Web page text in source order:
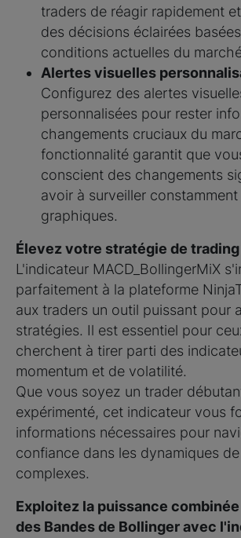
traders de réagir rapidement
des décisions éclairées
conditions actuelles du
Alertes visuelles
Configurez des alertes
personnalisées pour rester
changements cruciaux du
fonctionnalité garantit que
conscient des changements
avoir à surveiller constamment
graphiques.
Élevez votre stratégie de trading
L'indicateur MACD_BollingerMiX
parfaitement à la plateforme
aux traders un outil puissant pour
stratégies. Il est essentiel pour
cherchent à tirer parti des
momentum et de volatilité.
Que vous soyez un trader
expérimenté, cet indicateur vous
informations nécessaires pour
confiance dans les dynamiques
complexes.
Exploitez la puissance
des Bandes de Bollinger avec